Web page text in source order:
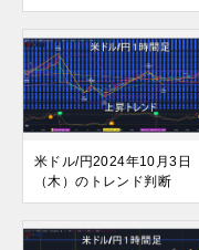
米ドル/円2024年10月3日
（木）のトレンド判断